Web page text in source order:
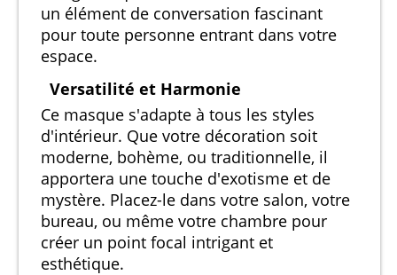
un élément de conversation fascinant
pour toute personne entrant dans votre
espace.
Versatilité et Harmonie
Ce masque s'adapte à tous les styles
d'intérieur. Que votre décoration soit
moderne, bohème, ou traditionnelle, il
apportera une touche d'exotisme et de
mystère. Placez-le dans votre salon, votre
bureau, ou même votre chambre pour
créer un point focal intrigant et
esthétique.